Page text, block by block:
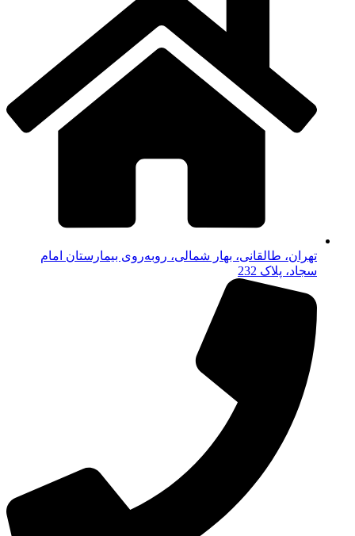
تهران، طالقانی، بهار شمالی، روبه‌روی بیمارستان امام
سجاد، پلاک 232